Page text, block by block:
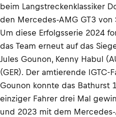
beim Langstreckenklassiker
den Mercedes-AMG GT3 von
Um diese Erfolgsserie 2024
das Team erneut auf das
Jules Gounon, Kenny Habul
(GER). Der amtierende IGTC-
Gounon konnte das Bathurst
einziger Fahrer drei Mal
und 2023 mit dem